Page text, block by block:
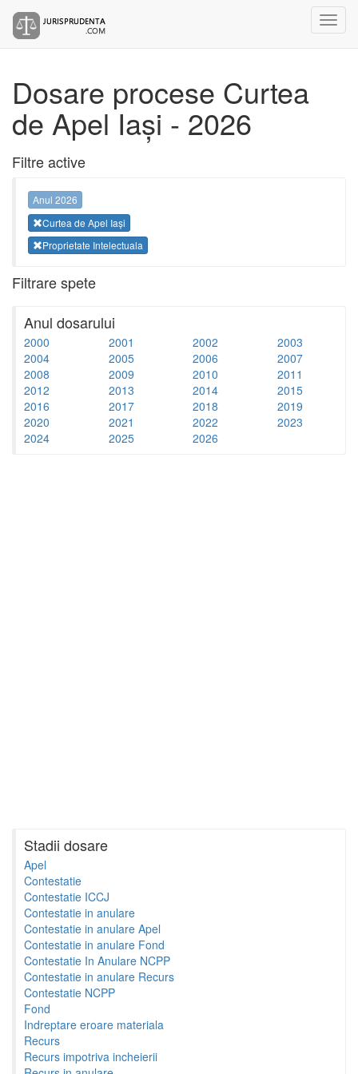
Dosare procese Curtea
de Apel Iași - 2026
Filtre active
Anul 2026
Curtea de Apel Iași
Proprietate Intelectuala
Filtrare spete
Anul dosarului
2000 2001 2002
2003
2004
2005 2006
2007
2008
2009 2010
2011
2012
2013 2014
2015
2016
2017 2018
2019
2020
2021 2022
2023
2024
2025 2026
Stadii dosare
Apel
Contestatie
Contestatie ICCJ
Contestatie in anulare
Contestatie in anulare Apel
Contestatie in anulare Fond
Contestatie In Anulare NCPP
Contestatie in anulare Recurs
Contestatie NCPP
Fond
Indreptare eroare materiala
Recurs
Recurs impotriva incheierii